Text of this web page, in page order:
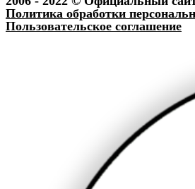
Политика обработки
Пользовательское соглашение